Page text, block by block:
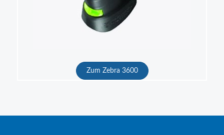
Zum Zebra 3600